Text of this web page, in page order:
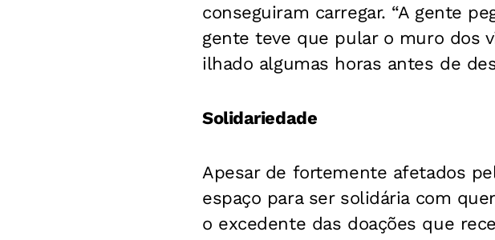
conseguiram carregar. “A gente
gente teve que pular o muro dos
ilhado algumas horas antes de
Solidariedade
Apesar de fortemente afetados
espaço para ser solidária com
o excedente das doações que